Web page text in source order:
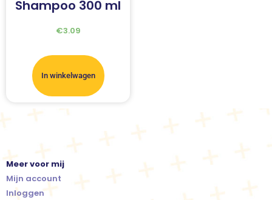
Shampoo 300 ml
€3.09
In winkelwagen
Meer voor mij
Mijn account
Inloggen